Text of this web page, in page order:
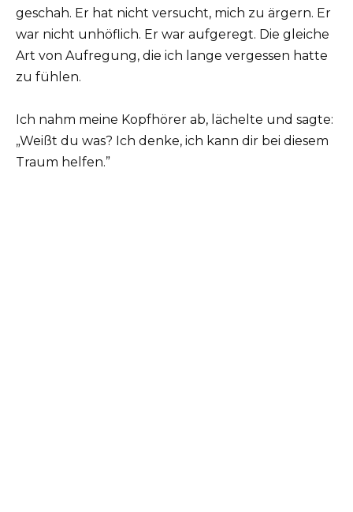
geschah. Er hat nicht versucht, mich zu ärgern. Er
war nicht unhöflich. Er war aufgeregt. Die gleiche
Art von Aufregung, die ich lange vergessen hatte
zu fühlen.
Ich nahm meine Kopfhörer ab, lächelte und sagte:
„Weißt du was? Ich denke, ich kann dir bei diesem
Traum helfen.”